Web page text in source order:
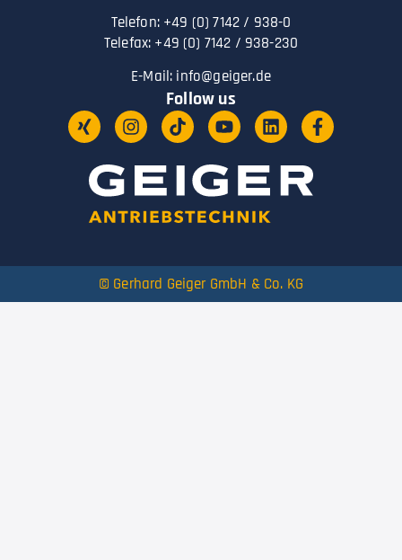
Telefon: +49 (0) 7142 / 938-0
Telefax: +49 (0) 7142 / 938-230
E-Mail: info@geiger.de
Follow us
© Gerhard Geiger GmbH & Co. KG